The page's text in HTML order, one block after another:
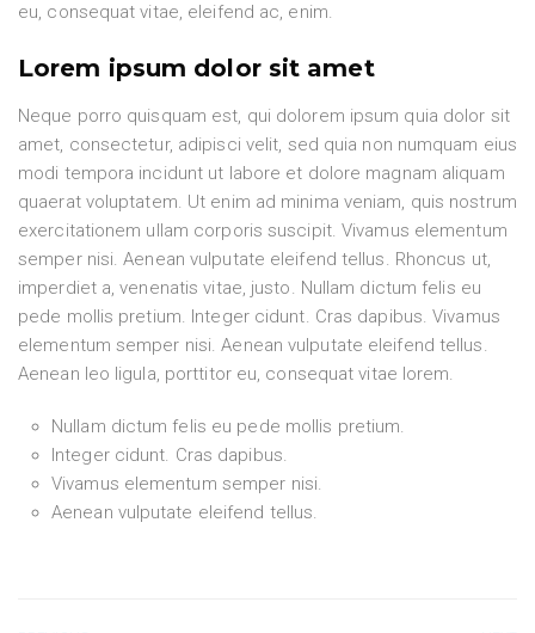
eu, consequat vitae, eleifend ac, enim.
Lorem ipsum dolor sit amet
Neque porro quisquam est, qui dolorem ipsum quia dolor sit
amet, consectetur, adipisci velit, sed quia non numquam eius
modi tempora incidunt ut labore et dolore magnam aliquam
quaerat voluptatem. Ut enim ad minima veniam, quis nostrum
exercitationem ullam corporis suscipit. Vivamus elementum
semper nisi. Aenean vulputate eleifend tellus. Rhoncus ut,
imperdiet a, venenatis vitae, justo. Nullam dictum felis eu
pede mollis pretium. Integer cidunt. Cras dapibus. Vivamus
elementum semper nisi. Aenean vulputate eleifend tellus.
Aenean leo ligula, porttitor eu, consequat vitae lorem.
Nullam dictum felis eu pede mollis pretium.
Integer cidunt. Cras dapibus.
Vivamus elementum semper nisi.
Aenean vulputate eleifend tellus.